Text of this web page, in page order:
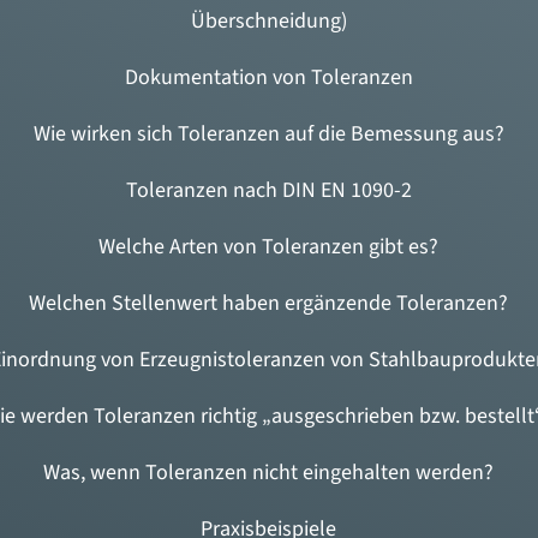
Überschneidung)
Dokumentation von Toleranzen
Wie wirken sich Toleranzen auf die Bemessung aus?
Toleranzen nach DIN EN 1090-2
Welche Arten von Toleranzen gibt es?
Welchen Stellenwert haben ergänzende Toleranzen?
von Erzeugnistoleranzen von
werden Toleranzen richtig „ausgeschrieben bzw.
Was, wenn Toleranzen nicht eingehalten werden?
Praxisbeispiele